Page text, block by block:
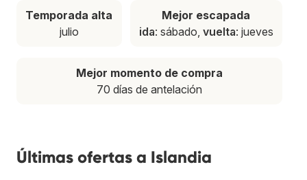
Temporada alta
julio
Mejor escapada
ida: sábado, vuelta: jueves
Mejor momento de compra
70 días de antelación
Últimas ofertas a Islandia